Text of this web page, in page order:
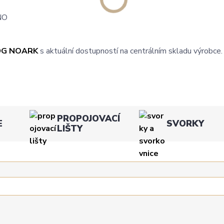
NOARKs aktuální dostupností na centrálním skladu výrobce.
PROPOJOVACÍ
LIŠTY
SVORKY